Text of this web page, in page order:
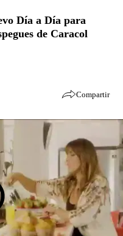
Día a Día para
de Caracol
Compartir